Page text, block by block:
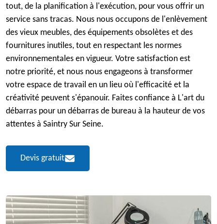
tout, de la planification à l'exécution, pour vous offrir un
service sans tracas. Nous nous occupons de l'enlèvement
des vieux meubles, des équipements obsolètes et des
fournitures inutiles, tout en respectant les normes
environnementales en vigueur. Votre satisfaction est
notre priorité, et nous nous engageons à transformer
votre espace de travail en un lieu où l'efficacité et la
créativité peuvent s'épanouir. Faites confiance à L'art du
débarras pour un débarras de bureau à la hauteur de vos
attentes à Saintry Sur Seine.
Devis gratuit